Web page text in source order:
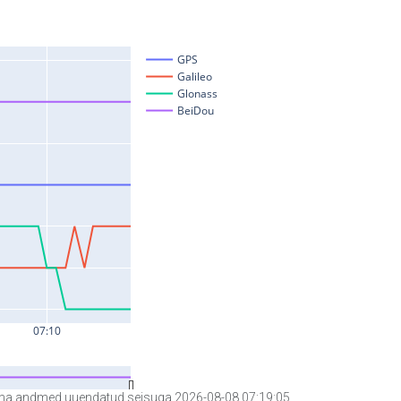
andmed uuendatud seisuga 2026-08-08 07:19:05